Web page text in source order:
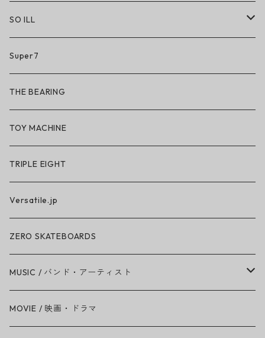
SO ILL
So iLL
So iLL × ON THE ROAM
BN3TH × So iLL × ON THE ROAM
Super7
THE BEARING
TOY MACHINE
TRIPLE EIGHT
Versatile.jp
ZERO SKATEBOARDS
MUSIC / バンド・アーティスト
Amy Winehouse
MOVIE / 映画・ドラマ